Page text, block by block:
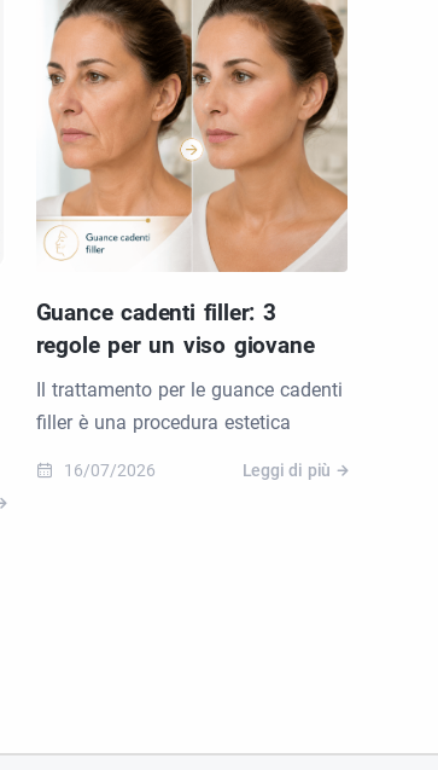
Guance cadenti filler: 3
regole per un viso giovane
Il trattamento per le guance cadenti
filler è una procedura estetica
16/07/2026 Leggi di più